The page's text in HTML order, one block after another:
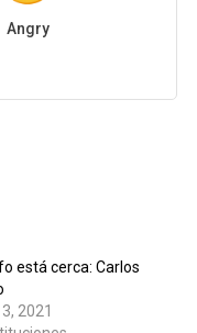
Angry
está cerca: Carlos
2021